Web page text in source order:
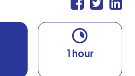
1 hour